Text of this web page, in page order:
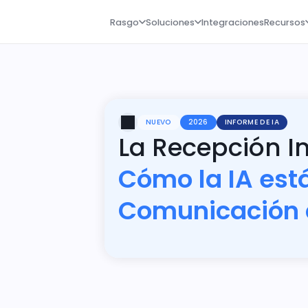
Rasgo Soluciones IntegracionesRecursos
NUEVO 2026 INFORME DE IA
La Recepción
Cómo la IA
Comunicación